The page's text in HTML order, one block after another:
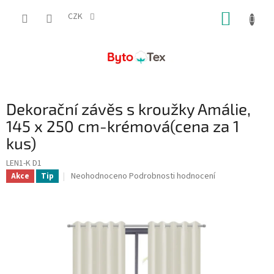
CZK
Dekorační závěs s kroužky Amálie,
145 x 250 cm-krémová(cena za 1
kus)
LEN1-K D1
Akce Tip
Průměrné
0,0
Neohodnoceno Podrobnosti hodnocení